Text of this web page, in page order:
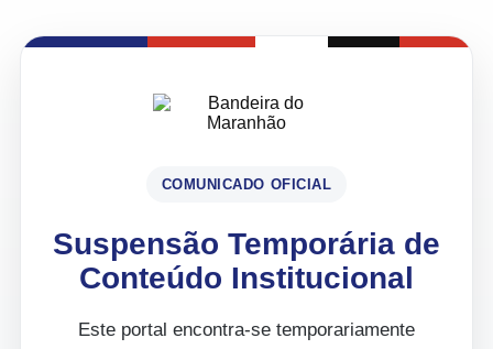
COMUNICADO OFICIAL
Suspensão Temporária de
Conteúdo Institucional
Este portal encontra-se temporariamente